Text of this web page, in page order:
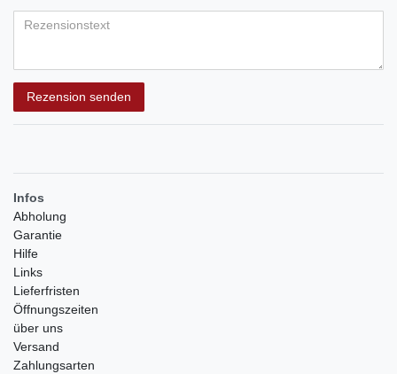
Bewertungssternen
Bewertungssternen
Bewertungssternen
Bewertungssternen
Bewertungssternen
Rezension senden
Infos
Abholung
Garantie
Hilfe
Links
Lieferfristen
Öffnungszeiten
über uns
Versand
Zahlungsarten